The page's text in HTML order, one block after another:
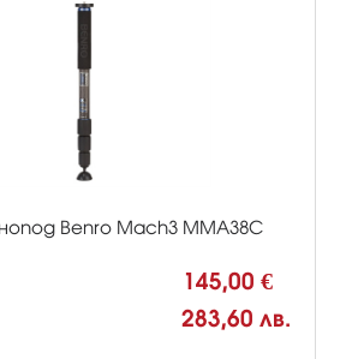
Benro Mach3 MMA38C
145,00 €
283,60 лв.